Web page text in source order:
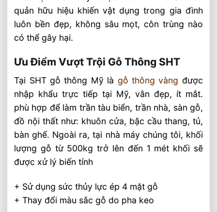
quản hữu hiệu khiến vật dụng trong gia đình
luôn bền đẹp, không sâu mọt, côn trùng nào
có thể gây hại.
Ưu Điểm Vượt Trội Gỗ Thông SHT
Tại SHT gỗ thông Mỹ là gỗ thông vàng được
nhập khẩu trực tiếp tại Mỹ, vân đẹp, ít mắt.
phù hợp để làm trần tàu biển, trần nhà, sàn gỗ,
đồ nội thất như: khuôn cửa, bậc cầu thang, tủ,
bàn ghế. Ngoài ra, tại nhà máy chúng tôi, khối
lượng gỗ từ 500kg trở lên đến 1 mét khối sẽ
được xử lý biến tính
+ Sử dụng sức thủy lực ép 4 mặt gỗ
+ Thay đổi màu sắc gỗ do pha keo